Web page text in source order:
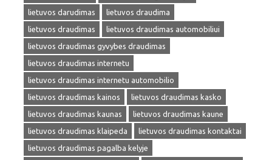
lietuvos darudimas
lietuvos draudima
lietuvos draudimas
lietuvos draudimas automobiliui
lietuvos draudimas gyvybes draudimas
lietuvos draudimas internetu
lietuvos draudimas internetu automobilio
lietuvos draudimas kainos
lietuvos draudimas kasko
lietuvos draudimas kaunas
lietuvos draudimas kaune
lietuvos draudimas klaipeda
lietuvos draudimas kontaktai
lietuvos draudimas pagalba kelyje